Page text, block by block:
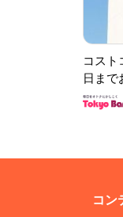
コスト
日まで
コン